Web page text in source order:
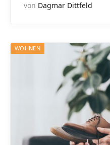
von Dagmar Dittfeld
WOHNEN